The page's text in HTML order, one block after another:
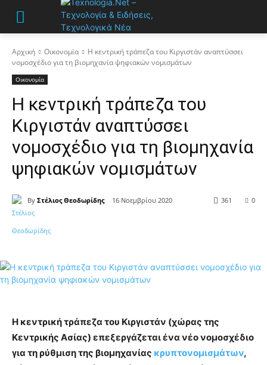
Αρχική Οικονομία
Η κεντρική τράπεζα του Κιργιστάν αναπτύσσει
νομοσχέδιο για τη βιομηχανία ψηφιακών νομισμάτων
Οικονομία
Η κεντρική τράπεζα του
Κιργιστάν αναπτύσσει
νομοσχέδιο για τη βιομηχανία
ψηφιακών νομισμάτων
By Στέλιος Θεοδωρίδης 16 Νοεμβρίου 2020 0
361
Η κεντρική τράπεζα του Κιργιστάν (χώρας της
Κεντρικής Ασίας) επεξεργάζεται ένα νέο νομοσχέδιο
για τη ρύθμιση της βιομηχανίας κρυπτονομισμάτων,